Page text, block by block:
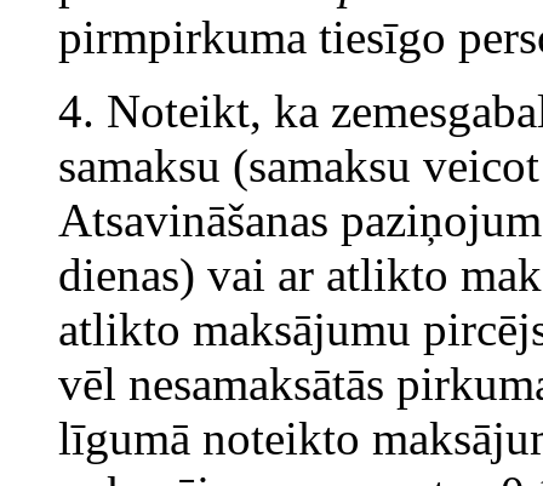
pirmpirkuma tiesīgo
4. Noteikt, ka
samaksu (samaksu
Atsavināšanas
dienas) vai ar atlikto
atlikto maksājumu
vēl nesamaksātās
līgumā noteikto